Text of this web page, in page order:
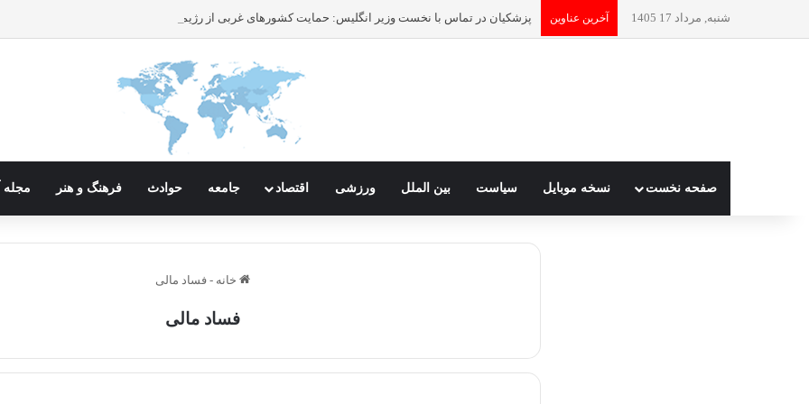
شنبه, مرداد 17 1405 آخرین عناوین
صفحه نخست نسخه موبایل سیاست بین الملل ورزشی اقتصاد جامعه حوادث فرهنگ و هنر مجله
خانه - فساد مالی
فساد مالی